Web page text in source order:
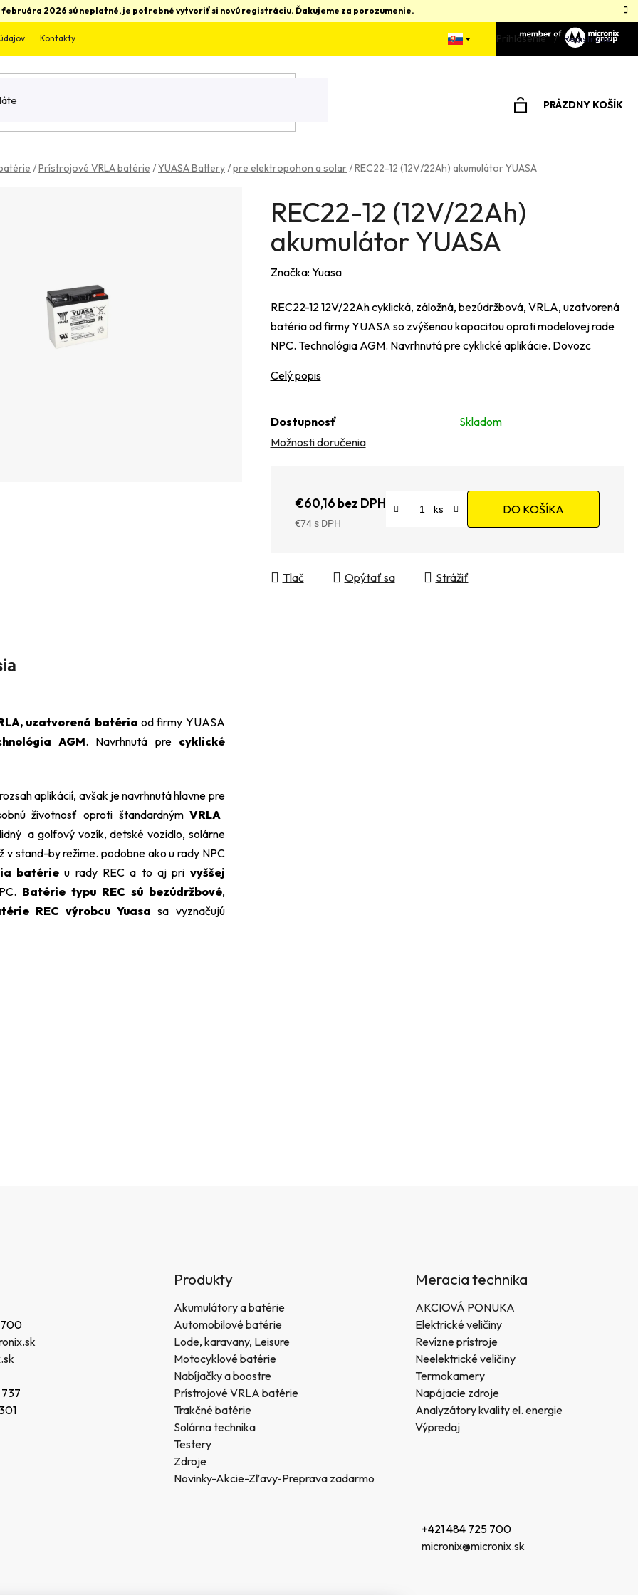
2026 sú neplatné, je potrebné vytvoriť si novú registráciu. Ďakujeme za porozumenie.
Kontakty Prihlásenie Registrácia
PRÁZDNY KOŠÍK
/Prístrojové VRLA batérie /YUASA Battery/pre elektropohon a solar/REC22-12 (12V/22Ah) akumulátor YUASA
REC22-12 (12V/22Ah)
akumulátor YUASA
Značka: Yuasa
REC22-12 12V/22Ah cyklická, záložná, bezúdržbová, VRLA, uzatvorená
batéria od firmy YUASA so zvýšenou kapacitou oproti modelovej rade
NPC. Technológia AGM. Navrhnutá pre cyklické aplikácie. Dovozc
Celý popis
Dostupnosť
Skladom
Možnosti doručenia
€60,16 bez DPH
€74
DO KOŠÍKA
Tlač Opýtať sa Strážiť
uzatvorená batéria od firmy YUASA
AGM. Navrhnutá pre cyklické
aplikácií, avšak je navrhnutá hlavne pre
životnosť oproti štandardnýmVRLA
a golfový vozík, detské vozidlo, solárne
stand-by režime. podobne ako u rady NPC
batérie u rady REC a to aj pri vyššej
Batérie typu REC sú bezúdržbové,
REC výrobcu Yuasa sa vyznačujú
700
Produkty
Akumulátory a batérie
Automobilové batérie
Lode, karavany, Leisure
Motocyklové batérie
Nabíjačky a boostre
Prístrojové VRLA batérie
Trakčné batérie
Solárna technika
Testery
Zdroje
Novinky-Akcie-Zľavy-Preprava zadarmo
Meracia technika
AKCIOVÁ PONUKA
Elektrické veličiny
Revízne prístroje
Neelektrické veličiny
Termokamery
Napájacie zdroje
Analyzátory kvality el. energie
Výpredaj
+421 484 725 700
micronix@micronix.sk